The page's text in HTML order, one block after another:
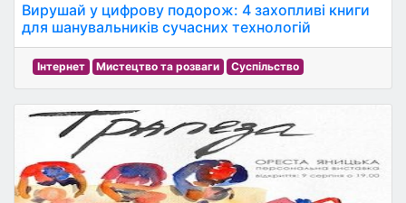
Вирушай у цифрову подорож: 4 захопливі книги
для шанувальників сучасних технологій
Інтернет Мистецтво та розваги Суспільство